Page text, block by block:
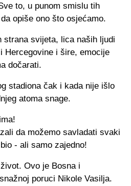
to, u punom smislu tih
opiše ono što osjećamo.
strana svijeta, lica naših ljudi
Hercegovine i šire, emocije
dočarati.
stadiona čak i kada nije išlo
atoma snage.
da možemo savladati svaki
- ali samo zajedno!
Ovo je Bosna i
poruci Nikole Vasilja.